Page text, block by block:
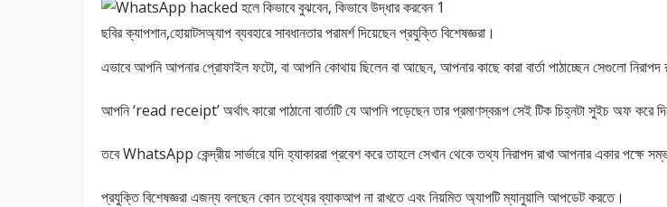
ছবির ক্যাপশান,হোয়াটসঅ্যাপ ব্যবহারে সাবধানতার পরামর্শ দিয়েছেন প্রযুক্তি বিশেষজ্ঞরা।
এভাবে আপনি আপনার প্রোফাইল ফটো, বা আপনি কোথায় ছিলেন বা আছেন, আপনার কাছে কারা বার্তা পাঠাচ্ছেন সেগুলো নিরাপদ
আপনি ‘read receipt’ অর্থাৎ কারো পাঠানো বার্তাটি যে আপনি পড়েছেন তার প্রমাণস্বরূপ সেই টিক চিহ্নটা সুইচ অফ করে
তবে WhatsApp কেন্দ্রীয় সার্ভারে যদি হ্যাকাররা প্রবেশ করে তাহলে সেখান থেকে তথ্য নিরাপদ রাখা আপনার একার পক্ষে
প্রযুক্তি বিশেষজ্ঞরা এজন্য বলছেন কোন তথ্যের ব্যাকআপ না রাখতে এবং নিয়মিত অ্যাপটি ম্যানুয়ালি আপডেট করতে।